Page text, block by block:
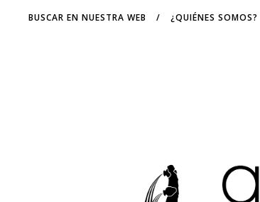
BUSCAR EN NUESTRA WEB / ¿QUIÉNES SOMOS?